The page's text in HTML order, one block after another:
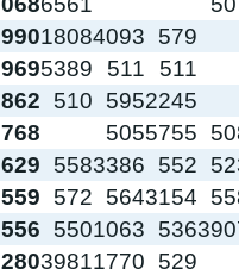
18084093
579
5389 511
511
510 5952245
5055755
5583386 552
572 5643154
5501063 536
39811770
529